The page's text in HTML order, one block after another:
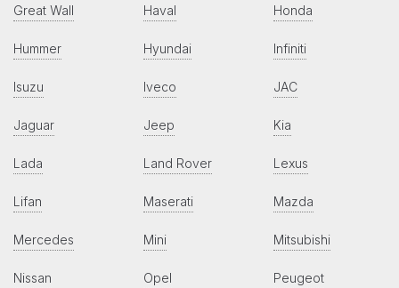
Great Wall Haval Honda
Hummer Hyundai Infiniti
Isuzu Iveco JAC
Jaguar Jeep Kia
Lada Land Rover Lexus
Lifan Maserati Mazda
Mercedes Mini Mitsubishi
Nissan Opel Peugeot